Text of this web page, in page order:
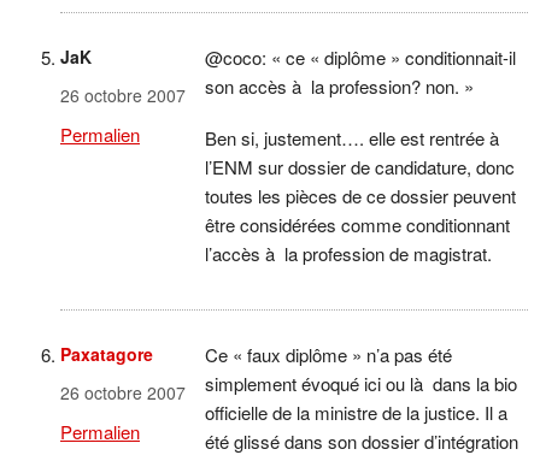
JaK
26 octobre 2007
Permalien
@coco: « ce « diplôme » conditionnait-il
son accès à la profession? non. »
Ben si, justement…. elle est rentrée à
l’ENM sur dossier de candidature, donc
toutes les pièces de ce dossier peuvent
être considérées comme conditionnant
l’accès à la profession de magistrat.
Paxatagore
26 octobre 2007
Permalien
Ce « faux diplôme » n’a pas été
simplement évoqué ici ou là dans la bio
officielle de la ministre de la justice. Il a
été glissé dans son dossier d’intégration